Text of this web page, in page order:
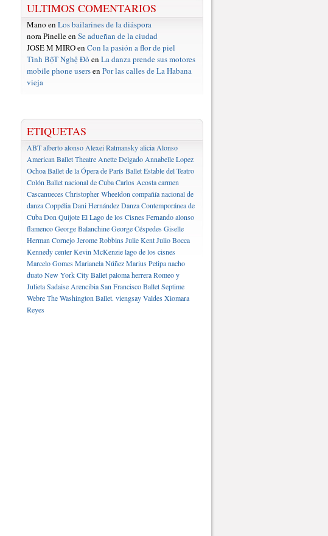
ULTIMOS COMENTARIOS
Mano en Los bailarines de la diáspora
nora Pinelle en Se adueñan de la ciudad
JOSE M MIRO en Con la pasión a flor de piel
Tinh BộT Nghệ Đỏ en La danza prende sus motores
mobile phone usersen Por las calles de La Habana
vieja
ETIQUETAS
ABTalberto alonso Alexei Ratmanskyalicia Alonso
American Ballet Theatre Anette Delgado Annabelle Lopez
OchoaBallet de la Ópera de ParísBallet Estable del Teatro
Colón Ballet nacional de CubaCarlos Acostacarmen
CascanuecesChristopher Wheeldon compañía nacional de
danzaCoppéliaDani HernándezDanza Contemporánea de
CubaDon QuijoteEl Lago de los CisnesFernando alonso
flamencoGeorge BalanchineGeorge CéspedesGiselle
Herman CornejoJerome RobbinsJulie KentJulio Bocca
Kennedy centerKevin McKenzielago de los cisnes
Marcelo GomesMarianela NúñezMarius Petipanacho
duatoNew York City Balletpaloma herreraRomeo y
JulietaSadaise ArencibiaSan Francisco BalletSeptime
WebreThe Washington Ballet. viengsay ValdesXiomara
Reyes